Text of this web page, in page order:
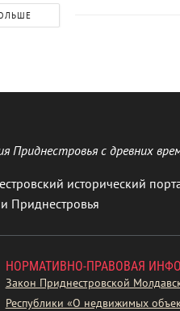
Приднестровья с древних
исторический
Приднестровья
НОРМАТИВНО-ПРАВОВАЯ
Закон Приднестровской
Республики «О недвижимых